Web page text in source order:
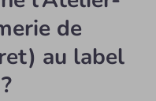
de
au label